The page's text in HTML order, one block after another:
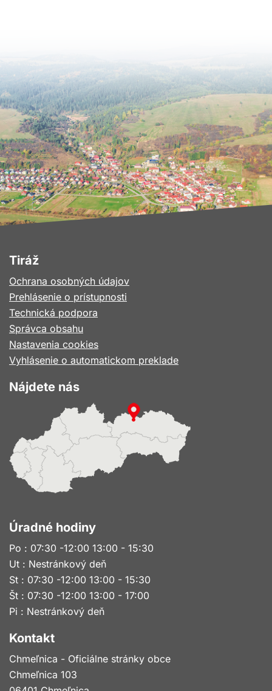
Tiráž
Ochrana osobných údajov
Prehlásenie o prístupnosti
Technická podpora
Správca obsahu
Nastavenia cookies
Vyhlásenie o automatickom preklade
Nájdete nás
Úradné hodiny
Po : 07:30 -12:00 13:00 - 15:30
Ut : Nestránkový deň
St : 07:30 -12:00 13:00 - 15:30
Št : 07:30 -12:00 13:00 - 17:00
Pi : Nestránkový deň
Kontakt
Chmeľnica - Oficiálne stránky obce
Chmeľnica 103